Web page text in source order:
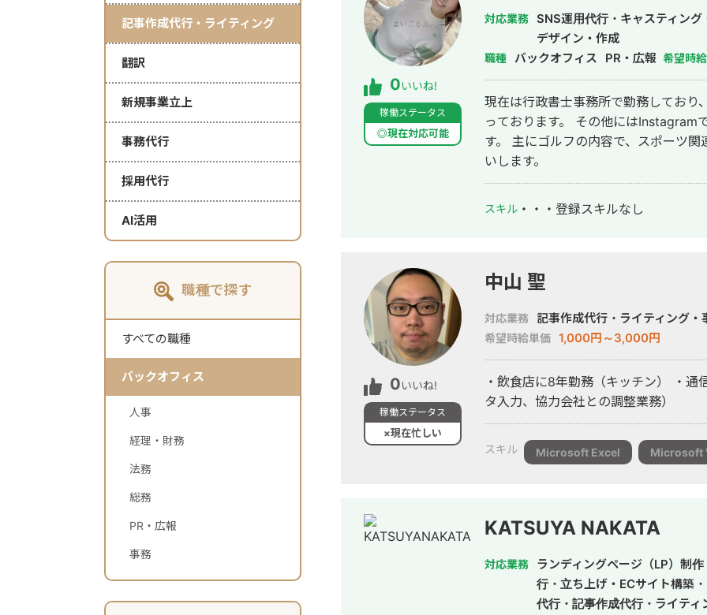
記事作成代行・ライティング
翻訳
新規事業立上
事務代行
採用代行
AI活用
職種で探す
すべての職種
バックオフィス
人事
経理・財務
法務
総務
PR・広報
事務
0いいね!
稼働ステータス
◎現在対応可能
対応業務 SNS運用代行・キャスティン
デザイン・作成
職種 バックオフィス PR・広報 希望時
現在は行政書士事務所で勤務しており
っております。 その他にはInstagram
す。 主にゴルフの内容で、スポーツ関連の案
いします。
スキル ・・・ 登録スキルなし
0いいね!
稼働ステータス
×現在忙しい
中山 聖
対応業務 記事作成代行・ライティング・
希望時給単価 1,000円～3,000円
・飲食店に8年勤務（キッチン） ・
タ入力、協力会社との調整業務）
スキル Microsoft Excel Microsoft
KATSUYA NAKATA
対応業務
ランディングページ（LP）制
行・立ち上げ・ECサイト構築
代行・記事作成代行・ライテ